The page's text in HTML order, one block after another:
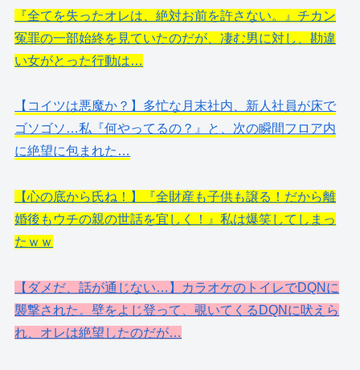
『全てを失ったオレは、絶対お前を許さない。』チカン
冤罪の一部始終を見ていたのだが、凄む男に対し、勘違
い女がとった行動は…
【コイツは悪魔か？】多忙な月末社内、新人社員が床で
ゴソゴソ…私『何やってるの？』と、次の瞬間フロア内
に絶望に包まれた…
【心の底から氏ね！】『全財産も子供も譲る！だから離
婚後もウチの親の世話を宜しく！』私は爆笑してしまっ
たｗｗ
【ダメだ、話が通じない…】カラオケのトイレでDQNに
襲撃された。壁をよじ登って、覗いてくるDQNに吠えら
れ、オレは絶望したのだが…